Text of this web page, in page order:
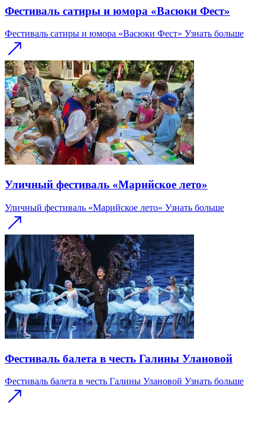
Фестиваль сатиры и юмора «Васюки Фест»
Фестиваль сатиры и юмора «Васюки Фест» Узнать больше
Уличный фестиваль «Марийское лето»
Уличный фестиваль «Марийское лето» Узнать больше
Фестиваль балета в честь Галины Улановой
Фестиваль балета в честь Галины Улановой Узнать больше